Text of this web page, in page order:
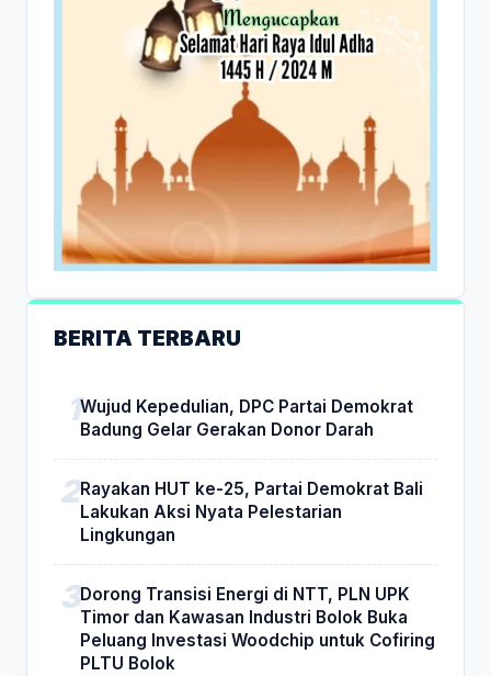
BERITA TERBARU
Wujud Kepedulian, DPC Partai Demokrat
Badung Gelar Gerakan Donor Darah
Rayakan HUT ke-25, Partai Demokrat Bali
Lakukan Aksi Nyata Pelestarian
Lingkungan
Dorong Transisi Energi di NTT, PLN UPK
Timor dan Kawasan Industri Bolok Buka
Peluang Investasi Woodchip untuk Cofiring
PLTU Bolok